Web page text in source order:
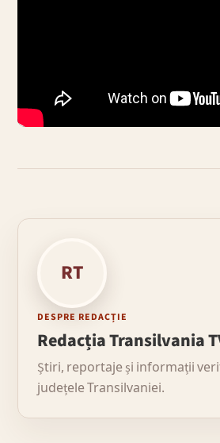
RT
DESPRE REDACȚIE
Redacția Transilvania
Știri, reportaje și informații
județele Transilvaniei.